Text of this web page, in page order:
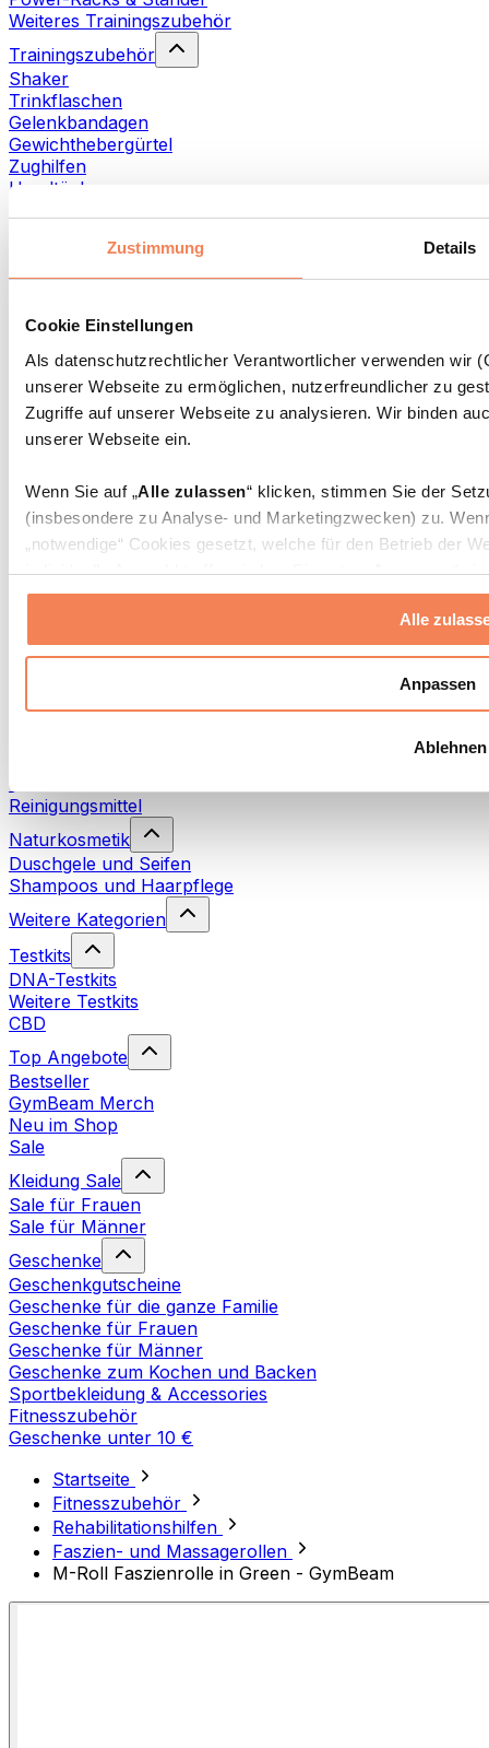
Zustimmung Details
Cookie Einstellungen
Als datenschutzrechtlicher Verantwortlicher verwenden wir
unserer Webseite zu ermöglichen, nutzerfreundlicher zu
Zugriffe auf unserer Webseite zu analysieren. Wir binden
unserer Webseite ein.
Wenn Sie auf „Alle zulassen“ klicken, stimmen Sie der
(insbesondere zu Analyse- und Marketingzwecken) zu.
„notwendige“ Cookies gesetzt, welche für den Betrieb der
individuelle Auswahl treffen, indem Sie unter „Anpassen“
erlauben“ klicken.
Weitere Informationen über die Verarbeitung Ihrer Daten
Datenschutzerklärung
Alle
Anpassen
Ablehnen
Weiteres Trainingszubehör
Trainingszubehör
Shaker
Trinkflaschen
Gelenkbandagen
Gewichthebergürtel
Zughilfen
Handtücher
Faszien- und Massagerollen
Weitere Rehabilitationshilfen
Taschen & Rucksäcke
Essenstaschen und Meal-Prep-Zubehör
Sporttaschen
Zubehör nach Aktivität
Laufen
Kampfsport
Yoga & Pilates
Wandern
Rotlichttherapie
Waschmittel
Reinigungsmittel
Naturkosmetik
Duschgele und Seifen
Shampoos und Haarpflege
Weitere Kategorien
Testkits
DNA-Testkits
Weitere Testkits
CBD
Top Angebote
Bestseller
GymBeam Merch
Neu im Shop
Sale
Kleidung Sale
Sale für Frauen
Sale für Männer
Geschenke
Geschenkgutscheine
Geschenke für die ganze Familie
Geschenke für Frauen
Geschenke für Männer
Geschenke zum Kochen und Backen
Sportbekleidung & Accessories
Fitnesszubehör
Geschenke unter 10 €
Startseite
Fitnesszubehör
Rehabilitationshilfen
Faszien- und Massagerollen
M-Roll Faszienrolle in Green - GymBeam